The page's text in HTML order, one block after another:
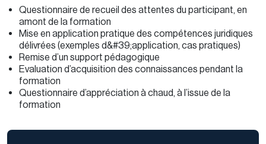
Questionnaire de recueil des attentes du participant, en
amont de la formation
Mise en application pratique des compétences juridiques
délivrées (exemples d&#39;application, cas pratiques)
Remise d’un support pédagogique
Evaluation d’acquisition des connaissances pendant la
formation
Questionnaire d’appréciation à chaud, à l’issue de la
formation